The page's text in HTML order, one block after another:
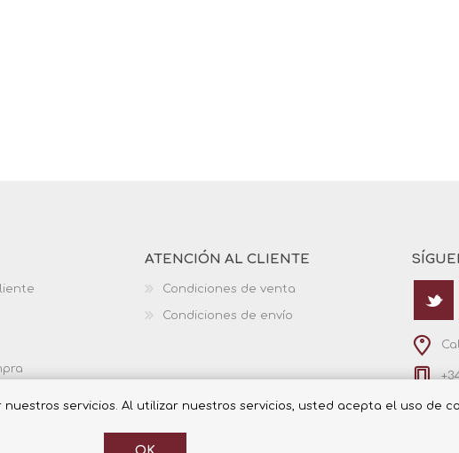
ATENCIÓN AL CLIENTE
Condiciones de venta
Condiciones de envío
servicios. Al utilizar nuestros servicios, usted acepta el uso de